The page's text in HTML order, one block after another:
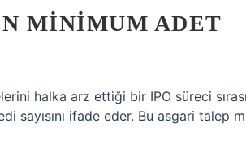
MINIMUM ADET
halka arz ettiği bir IPO süreci
sayısını ifade eder. Bu asgari talep